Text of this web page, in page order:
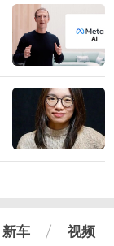
新车 视频